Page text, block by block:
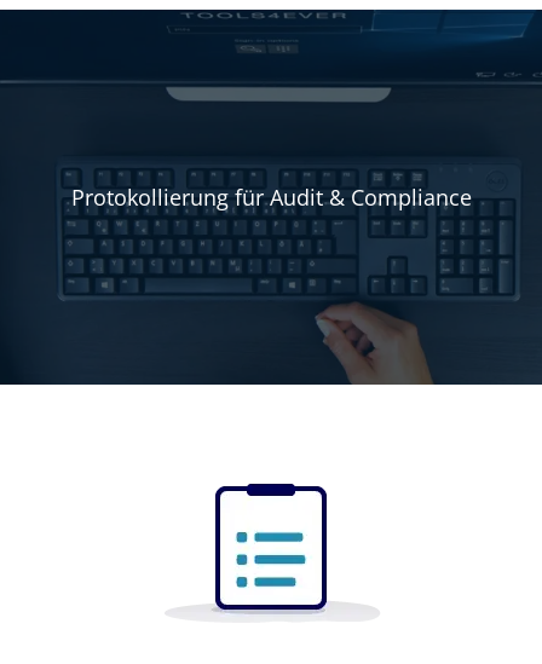
Protokollierung für Audit & Compliance